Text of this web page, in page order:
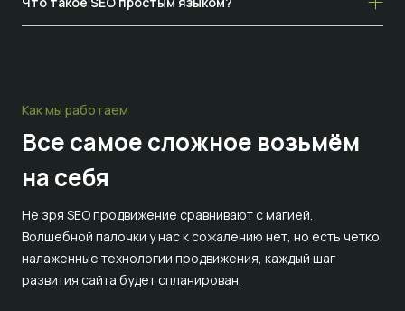
Как мы работаем
Все самое сложное возьмём
на себя
Не зря SEO продвижение сравнивают с магией.
Волшебной палочки у нас к сожалению нет, но есть четко
налаженные технологии продвижения, каждый шаг
развития сайта будет спланирован.